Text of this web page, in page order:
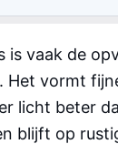
is vaak de
Het vormt
licht beter
blijft op